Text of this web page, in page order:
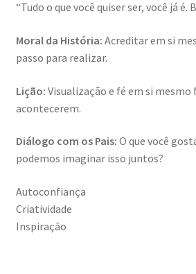
“Tudo o que você quiser ser, você já é.
Moral da História: Acreditar em si
passo para realizar.
Lição: Visualização e fé em si mesmo
acontecerem.
Diálogo com os Pais: O que você
podemos imaginar isso juntos?
Autoconfiança
Criatividade
Inspiração